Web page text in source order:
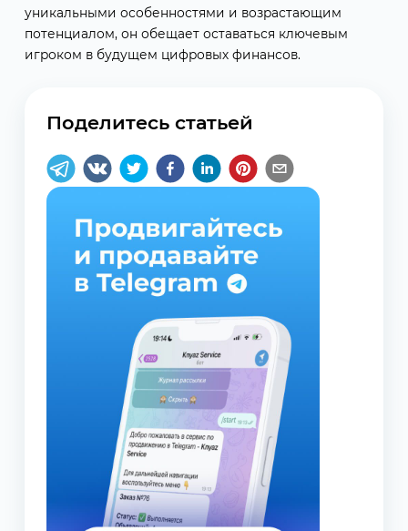
уникальными особенностями и возрастающим
потенциалом, он обещает оставаться ключевым
игроком в будущем цифровых финансов.
Поделитесь статьей